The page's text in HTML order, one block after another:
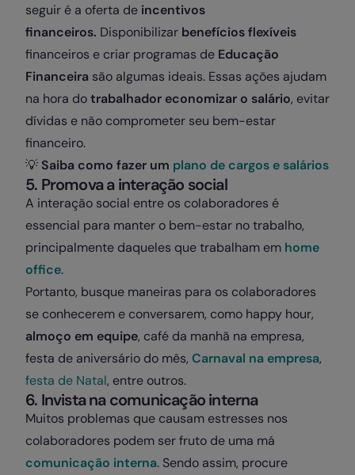
seguir é a oferta de incentivos
financeiros. Disponibilizar benefícios flexíveis
financeiros e criar programas de Educação
Financeira são algumas ideais. Essas ações ajudam
na hora dotrabalhador economizar o salário, evitar
dívidas e não comprometer seu bem-estar
financeiro.
💡 Saiba como fazer um plano de cargos e salários
5. Promova a interação social
A interação social entre os colaboradores é
essencial para manter o bem-estar no trabalho,
principalmente daqueles que trabalham em home
office.
Portanto, busque maneiras para os colaboradores
se conhecerem e conversarem, como happy hour,
almoço em equipe, café da manhã na empresa,
festa de aniversário do mês, Carnaval na empresa,
festa de Natal, entre outros.
6. Invista na comunicação interna
Muitos problemas que causam estresses nos
colaboradores podem ser fruto de uma má
comunicação interna. Sendo assim, procure